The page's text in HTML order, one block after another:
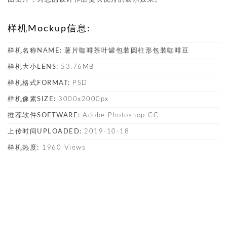
样机Mockup信息:
样机名称NAME: 薯片咖啡茶叶罐包装圆柱形包装咖啡豆
样机大小LENS: 53.76MB
样机格式FORMAT: PSD
样机像素SIZE: 3000x2000px
推荐软件SOFTWARE: Adobe Photoshop CC
上传时间UPLOADED: 2019-10-18
样机热度: 1960 Views